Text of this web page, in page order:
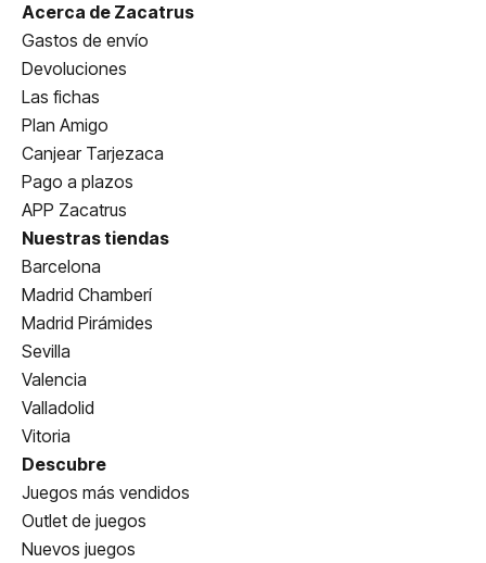
Acerca de Zacatrus
Gastos de envío
Devoluciones
Las fichas
Plan Amigo
Canjear Tarjezaca
Pago a plazos
APP Zacatrus
Nuestras tiendas
Barcelona
Madrid Chamberí
Madrid Pirámides
Sevilla
Valencia
Valladolid
Vitoria
Descubre
Juegos más vendidos
Outlet de juegos
Nuevos juegos